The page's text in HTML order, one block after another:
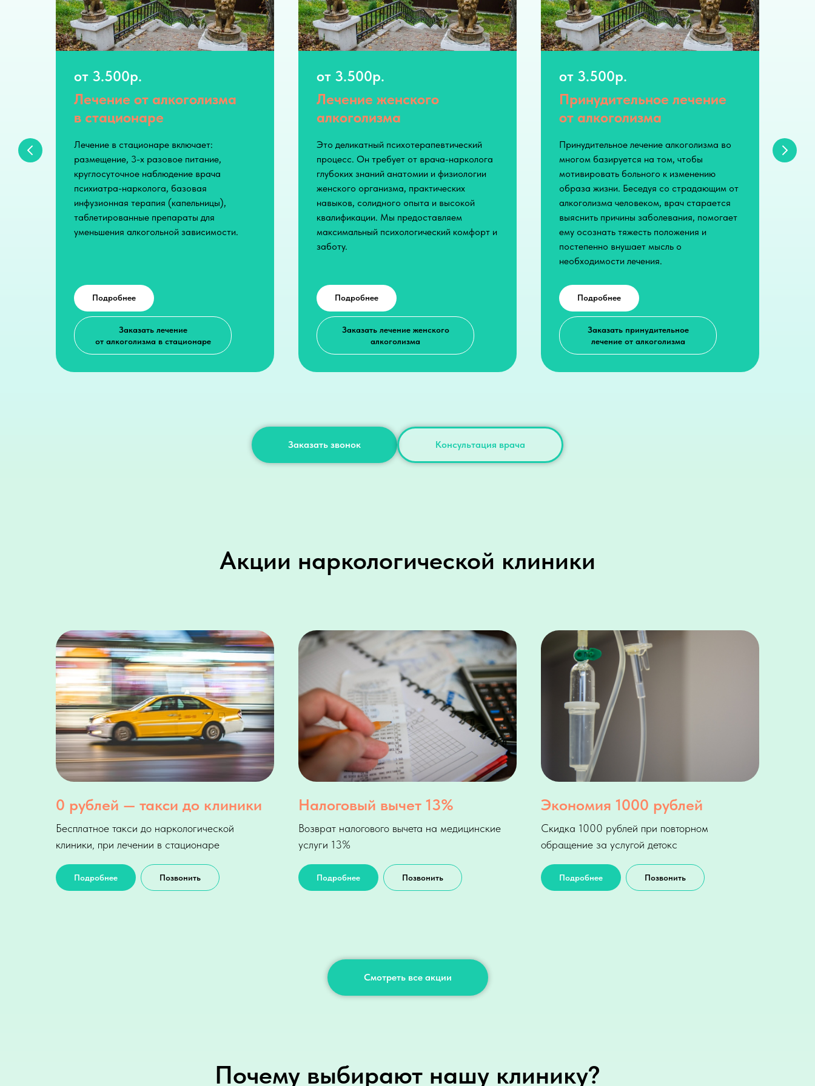
от 3.500р.
Лечение от алкоголизма
в стационаре
Лечение в стационаре включает:
размещение, 3-х разовое питание,
круглосуточное наблюдение врача
психиатра-нарколога, базовая
инфузионная терапия (капельницы),
таблетированные препараты для
уменьшения алкогольной зависимости.
Подробнее
Заказать лечение
от алкоголизма в стационаре
от 3.500р.
Лечение женского
алкоголизма
Это деликатный психотерапевтический
процесс. Он требует от врача-нарколога
глубоких знаний анатомии и физиологии
женского организма, практических
навыков, солидного опыта и высокой
квалификации. Мы предоставляем
максимальный психологический комфорт и
заботу.
Подробнее
Заказать лечение женского
алкоголизма
от 3.500р.
Принудительное лечение
от алкоголизма
Принудительное лечение алкоголизма во
многом базируется на том, чтобы
мотивировать больного к изменению
образа жизни. Беседуя со страдающим от
алкоголизма человеком, врач старается
выяснить причины заболевания, помогает
ему осознать тяжесть положения и
постепенно внушает мысль о
необходимости лечения.
Подробнее
Заказать принудительное
лечение от алкоголизма
Заказать звонок Консультация врача
Акции наркологической клиники
0 рублей — такси до клиники
Бесплатное такси до наркологической
клиники, при лечении в стационаре
Подробнее Позвонить
Налоговый вычет 13%
Возврат налогового вычета на медицинские
услуги 13%
Подробнее Позвонить
Экономия 1000 рублей
Скидка 1000 рублей при повторном
обращение за услугой детокс
Подробнее Позвонить
Смотреть все акции
Почему выбирают нашу клинику?